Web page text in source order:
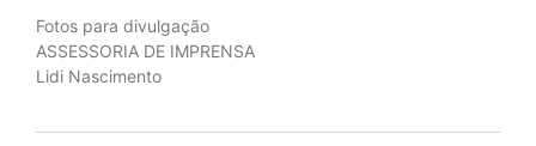
Fotos para divulgação
ASSESSORIA DE IMPRENSA
Lidi Nascimento